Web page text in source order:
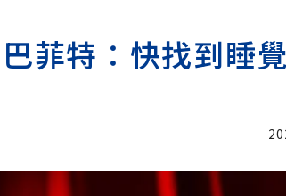
菲特：快找到睡